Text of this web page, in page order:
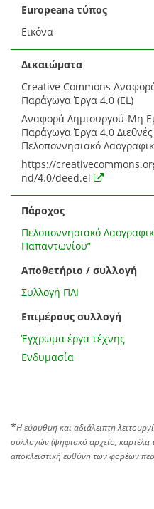
Europeana τύπος
Εικόνα
Δικαιώματα
Creative Commons
Παράγωγα Έργα 4.0 (EL)
Αναφορά Δημιουργού-Μη
Παράγωγα Έργα 4.0 Διεθνές
Πελοποννησιακό
https://
nd/4.0/deed.el
Πάροχος
Πελοποννησιακό
Παπαντωνίου”
Αποθετήριο / συλλογή
Συλλογή ΠΛΙ
Επιμέρους συλλογή
Έγχρωμα έργα τέχνης
Ενδυμασία
*Η εύρυθμη και αδιάλειπτη
συλλογών (ψηφιακό αρχείο, καρτέλα
αποκλειστική ευθύνη των φορέων